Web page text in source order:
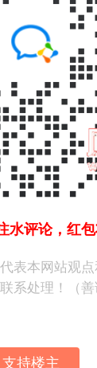
水评论，红
表本网站观
系处理！（
支持楼主